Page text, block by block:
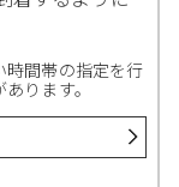
間帯の指定を行
ります。